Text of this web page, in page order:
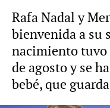
Rafa Nadal y
bienvenida a su
nacimiento tuvo
de agosto y se
bebé, que